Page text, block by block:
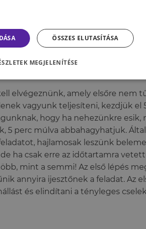
amelyek azt sugallják, nem
agyunkkal, hogy a siker már a
elvégeznünk, amely elsőre nem
vagyunk teljesíteni, kezdjük el
hogy ha nehezünkre esik,
5 perc múlva abbahagyhatjuk.
hajlamosak leszünk
ha csak erre az időtartamra
mint a semmi! Az első lépés
annyira ijesztőnek a feladat. Az
és elindítani a tényleges
ÖSSZES ELUTASÍTÁSA
MEGJELENÍTÉSE